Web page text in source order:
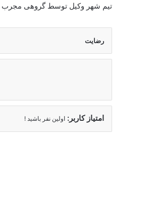
تیم شهر وکیل توسط گروهی مجرب
رضایت
امتیاز کاربر: اولین نفر باشید !